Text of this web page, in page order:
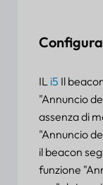
IL i5 Il
"Annuncio
assenza di
"Annuncio
il beacon
funzione